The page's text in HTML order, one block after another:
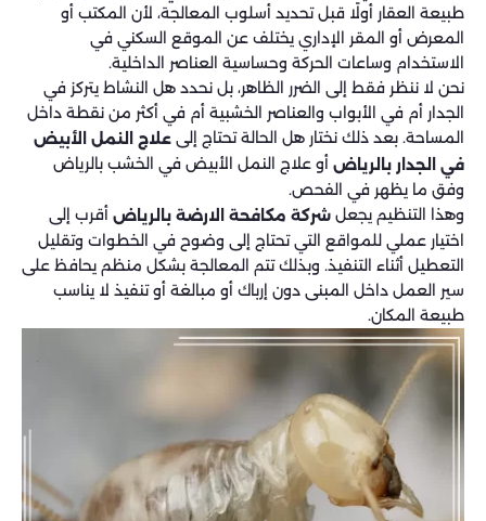
طبيعة العقار أولًا قبل تحديد أسلوب المعالجة، لأن المكتب أو
المعرض أو المقر الإداري يختلف عن الموقع السكني في
الاستخدام وساعات الحركة وحساسية العناصر الداخلية.
نحن لا ننظر فقط إلى الضرر الظاهر، بل نحدد هل النشاط يتركز في
الجدار أم في الأبواب والعناصر الخشبية أم في أكثر من نقطة داخل
المساحة. بعد ذلك نختار هل الحالة تحتاج إلى علاج النمل الأبيض
في الجدار بالرياضأو علاج النمل الأبيض في الخشب بالرياض
وفق ما يظهر في الفحص.
وهذا التنظيم يجعل شركة مكافحة الارضة بالرياضأقرب إلى
اختيار عملي للمواقع التي تحتاج إلى وضوح في الخطوات وتقليل
التعطيل أثناء التنفيذ. وبذلك تتم المعالجة بشكل منظم يحافظ على
سير العمل داخل المبنى دون إرباك أو مبالغة أو تنفيذ لا يناسب
طبيعة المكان.